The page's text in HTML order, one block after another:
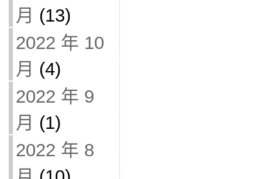
月 (13)
2022 年 10
月 (4)
2022 年 9
月 (1)
2022 年 8